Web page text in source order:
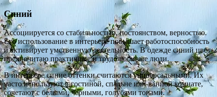
Синий
Ассоциируется со стабильностью, постоянством, верностью.
Его использование в интерьере повышает работоспособность
и активирует умственную деятельность. В одежде синий цвет
предпочитаю практичные и трудолюбивые люди.
В интерьере синие оттенки считаются универсальными. Их
часто используют в гостиной, спальне или ванной комнате,
сочетают с белыми, черными, голубями тонами.